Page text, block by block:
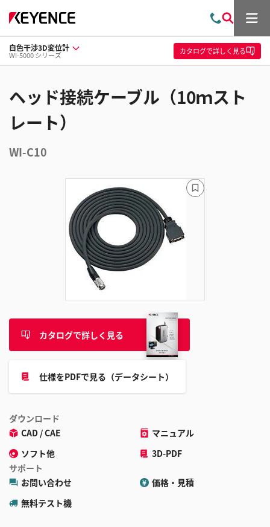
問
い
合
わ
索
メ
ュ
ー
白色干渉3D変位計
WI-5000 シリーズ カタログで詳しく見る
ヘッド接続ケーブル（10ｍスト
レート）
WI-C10
カタログで詳しく見る
仕様をPDFで見る（データシート）
ダウンロード
CAD / CAE
マニュアル
ソフト他
3D-PDF
サポート
お問い合わせ
価格・見積
無料テスト機
ブ
ッ